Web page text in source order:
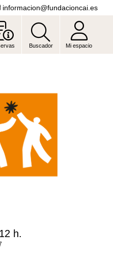
informacion@fundacioncai.es
Buscador Mi espacio
h.